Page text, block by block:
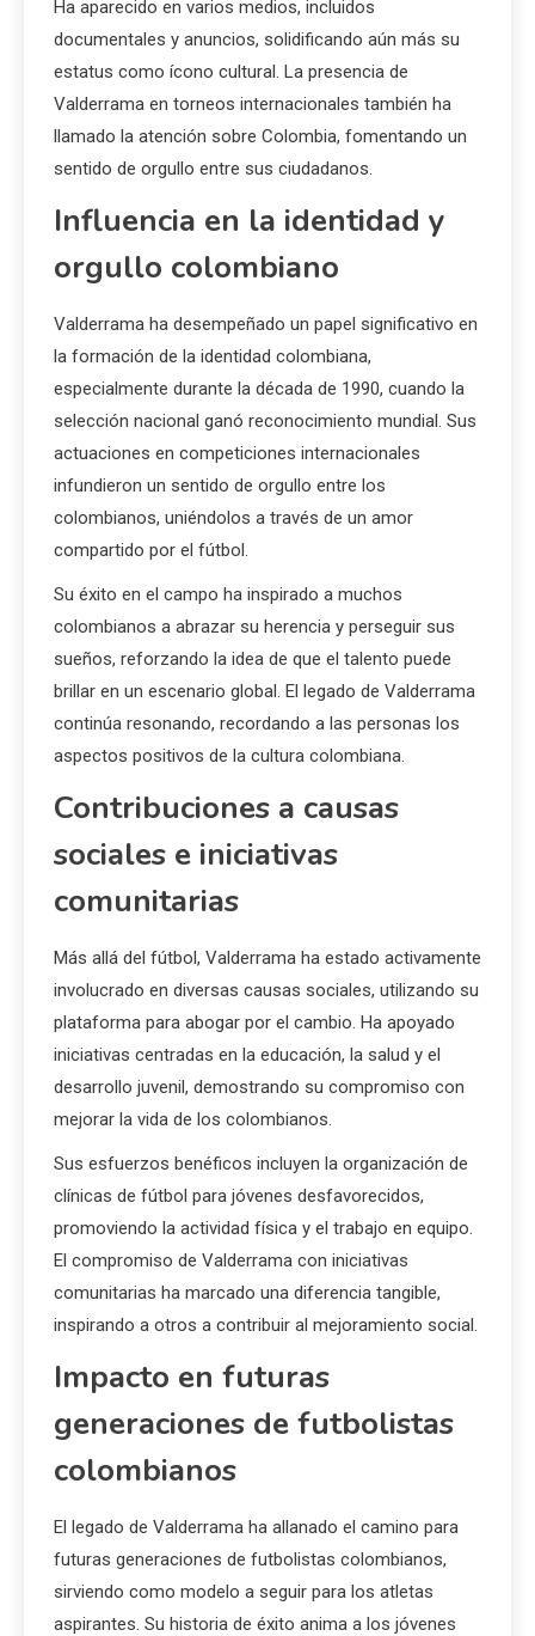
Ha aparecido en varios medios, incluidos
documentales y anuncios, solidificando aún más su
estatus como ícono cultural. La presencia de
Valderrama en torneos internacionales también ha
llamado la atención sobre Colombia, fomentando un
sentido de orgullo entre sus ciudadanos.
Influencia en la identidad y
orgullo colombiano
Valderrama ha desempeñado un papel significativo en
la formación de la identidad colombiana,
especialmente durante la década de 1990, cuando la
selección nacional ganó reconocimiento mundial. Sus
actuaciones en competiciones internacionales
infundieron un sentido de orgullo entre los
colombianos, uniéndolos a través de un amor
compartido por el fútbol.
Su éxito en el campo ha inspirado a muchos
colombianos a abrazar su herencia y perseguir sus
sueños, reforzando la idea de que el talento puede
brillar en un escenario global. El legado de Valderrama
continúa resonando, recordando a las personas los
aspectos positivos de la cultura colombiana.
Contribuciones a causas
sociales e iniciativas
comunitarias
Más allá del fútbol, Valderrama ha estado activamente
involucrado en diversas causas sociales, utilizando su
plataforma para abogar por el cambio. Ha apoyado
iniciativas centradas en la educación, la salud y el
desarrollo juvenil, demostrando su compromiso con
mejorar la vida de los colombianos.
Sus esfuerzos benéficos incluyen la organización de
clínicas de fútbol para jóvenes desfavorecidos,
promoviendo la actividad física y el trabajo en equipo.
El compromiso de Valderrama con iniciativas
comunitarias ha marcado una diferencia tangible,
inspirando a otros a contribuir al mejoramiento social.
Impacto en futuras
generaciones de futbolistas
colombianos
El legado de Valderrama ha allanado el camino para
futuras generaciones de futbolistas colombianos,
sirviendo como modelo a seguir para los atletas
aspirantes. Su historia de éxito anima a los jóvenes